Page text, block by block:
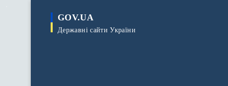
GOV.UA
Державні сайти України